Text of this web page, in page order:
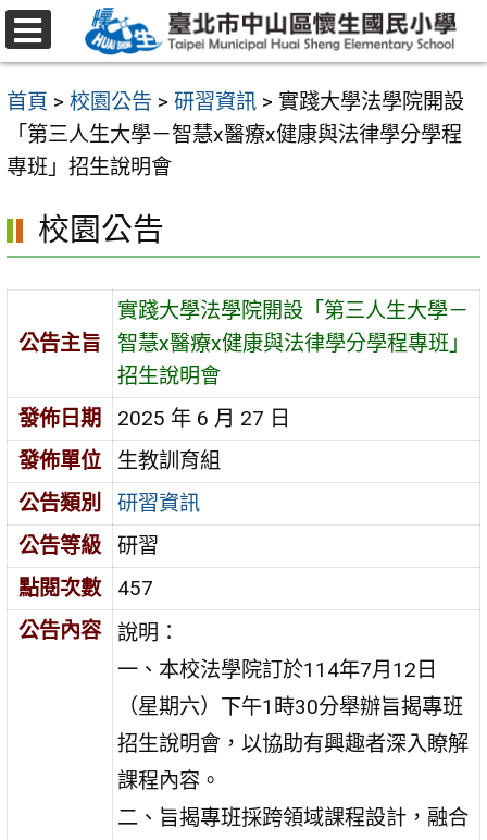
跳
至
要
容
首頁 > 校園公告 > 研習資訊 > 實踐大學法學院開設
「第三人生大學－智慧x醫療x健康與法律學分學程
專班」招生說明會
校園公告
公告主旨
實踐大學法學院開設「第三人生大學－
智慧x醫療x健康與法律學分學程專班」
招生說明會
發佈日期
2025 年 6 月 27 日
發佈單位
生教訓育組
公告類別
研習資訊
公告等級
研習
點閱次數
457
公告內容
說明：
一、本校法學院訂於114年7月12日
（星期六）下午1時30分舉辦旨揭專班
招生說明會，以協助有興趣者深入瞭解
課程內容。
二、旨揭專班採跨領域課程設計，融合
選
單